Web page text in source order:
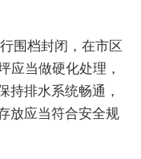
围档封闭，在市区
应当做硬化处理，
持排水系统畅通，
放应当符合安全规